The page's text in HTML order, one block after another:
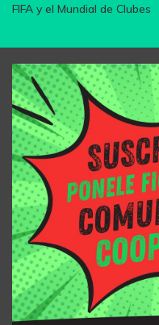
FIFA y el Mundial de Clubes